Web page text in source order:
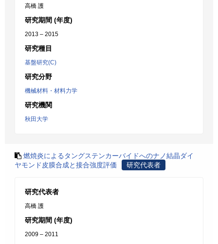
高橋 護
研究期間 (年度)
2013 – 2015
研究種目
基盤研究(C)
研究分野
機械材料・材料力学
研究機関
秋田大学
燃焼炎によるタングステンカーバイドへのナノ結晶ダイ
ヤモンド皮膜合成と接合強度評価
研究代表者
研究代表者
高橋 護
研究期間 (年度)
2009 – 2011